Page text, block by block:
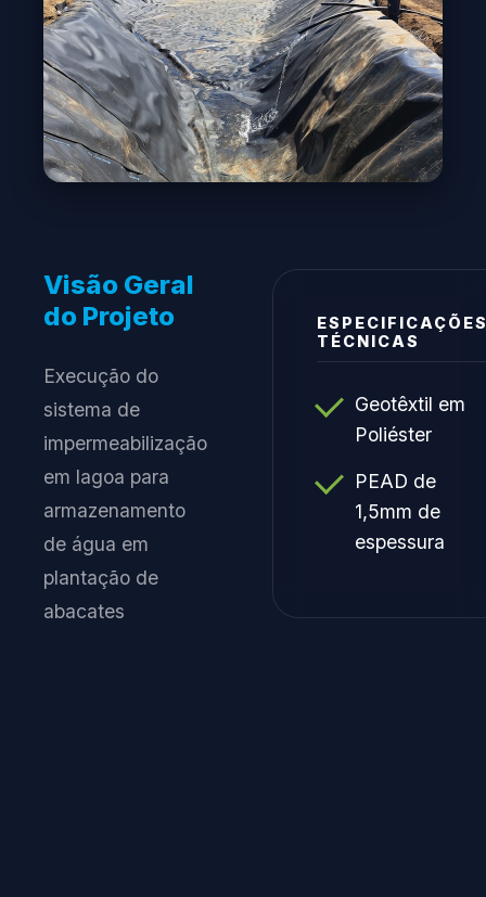
Visão Geral
do Projeto
Execução do
sistema de
impermeabilização
em lagoa para
armazenamento
de água em
plantação de
abacates
TÉCNICAS
Geotêxtil em
Poliéster
PEAD de
1,5mm de
espessura